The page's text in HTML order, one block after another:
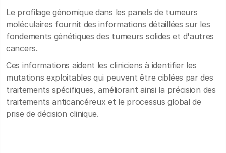
Le profilage génomique dans les panels de tumeurs
moléculaires fournit des informations détaillées sur les
fondements génétiques des tumeurs solides et d'autres
cancers.
Ces informations aident les cliniciens à identifier les
mutations exploitables qui peuvent être ciblées par des
traitements spécifiques, améliorant ainsi la précision des
traitements anticancéreux et le processus global de
prise de décision clinique.